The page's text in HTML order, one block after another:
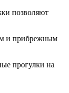
позволяют
и прибрежным
прогулки на